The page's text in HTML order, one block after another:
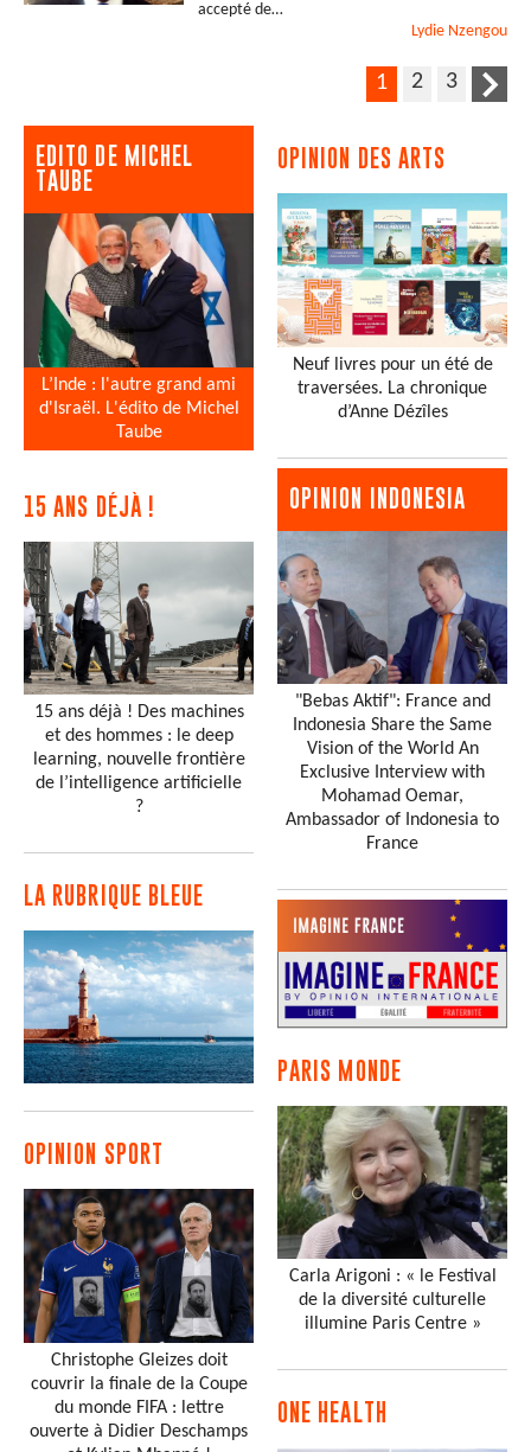
accepté de…
Lydie Nzengou
1 2 3
EDITO DE MICHEL
TAUBE
L’Inde : l'autre grand ami
d'Israël. L'édito de Michel
Taube
15 ANS DÉJÀ !
15 ans déjà ! Des machines
et des hommes : le deep
learning, nouvelle frontière
de l’intelligence artificielle
?
LA RUBRIQUE BLEUE
OPINION SPORT
Christophe Gleizes doit
couvrir la finale de la Coupe
du monde FIFA : lettre
ouverte à Didier Deschamps
OPINION DES ARTS
Neuf livres pour un été de
traversées. La chronique
d’Anne Dézîles
OPINION INDONESIA
"Bebas Aktif": France and
Indonesia Share the Same
Vision of the World An
Exclusive Interview with
Mohamad Oemar,
Ambassador of Indonesia to
France
PARIS MONDE
Carla Arigoni : « le Festival
de la diversité culturelle
illumine Paris Centre »
ONE HEALTH